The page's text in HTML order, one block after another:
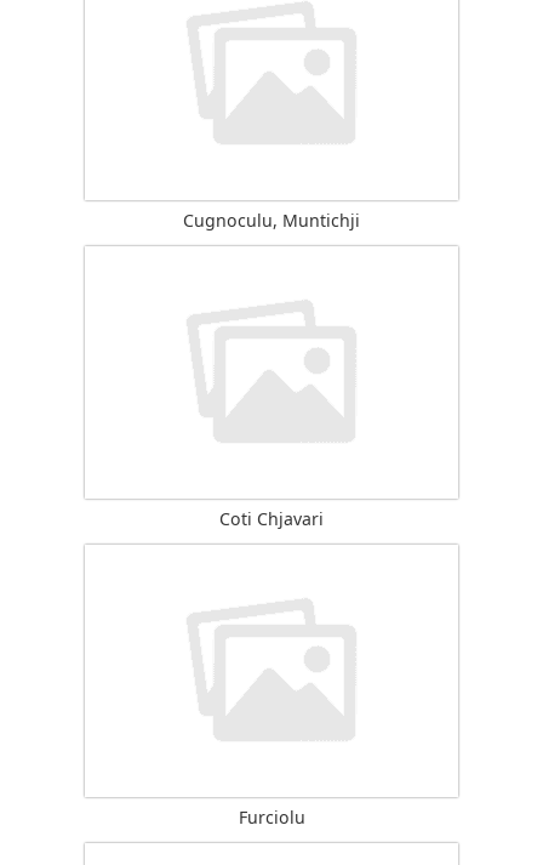
Cugnoculu, Muntichji
Coti Chjavari
Furciolu